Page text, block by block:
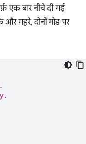
एक बार नीचे दी गई
गहरे, दोनों मोड पर